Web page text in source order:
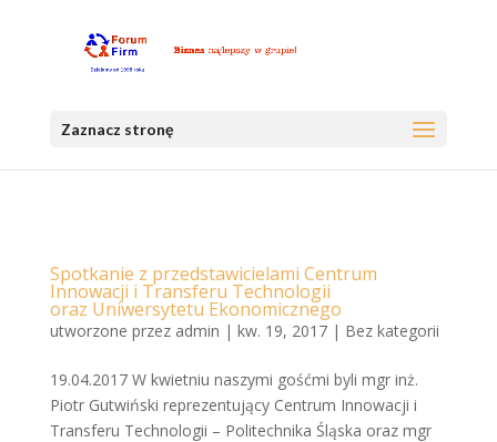
Zaznacz stronę
Spotkanie z przedstawicielami Centrum
Innowacji i Transferu Technologii
oraz Uniwersytetu Ekonomicznego
utworzone przez admin | kw. 19, 2017| Bez kategorii
19.04.2017 W kwietniu naszymi gośćmi byli mgr inż.
Piotr Gutwiński reprezentujący Centrum Innowacji i
Transferu Technologii – Politechnika Śląska oraz mgr